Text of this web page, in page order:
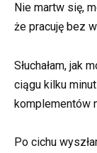
Nie martw się,
że pracuję bez
Słuchałam, jak
ciągu kilku
komplementów
Po cichu